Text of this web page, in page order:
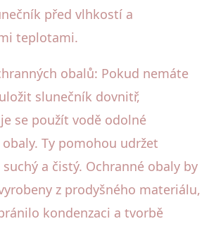
před vlhkostí a
teplotami.
obalů: Pokud nemáte
slunečník dovnitř,
se použít vodě odolné
Ty pomohou udržet
a čistý. Ochranné obaly by
z prodyšného materiálu,
kondenzaci a tvorbě